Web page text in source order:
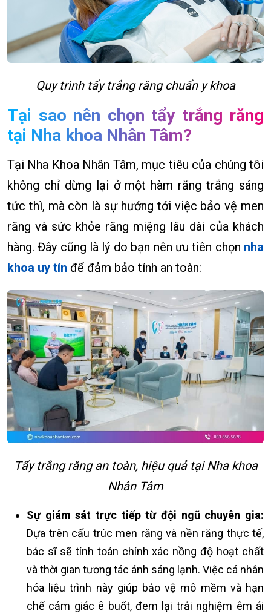
Quy trình tẩy trắng răng chuẩn y khoa
Tại sao nên chọn tẩy trắng răng
tại Nha khoa Nhân Tâm?
Tại Nha Khoa Nhân Tâm, mục tiêu của chúng tôi
không chỉ dừng lại ở một hàm răng trắng sáng
tức thì, mà còn là sự hướng tới việc bảo vệ men
răng và sức khỏe răng miệng lâu dài của khách
hàng. Đây cũng là lý do bạn nên ưu tiên chọn nha
khoa uy tín để đảm bảo tính an toàn:
Tẩy trắng răng an toàn, hiệu quả tại Nha khoa
Nhân Tâm
Sự giám sát trực tiếp từ đội ngũ chuyên gia:
Dựa trên cấu trúc men răng và nền răng thực tế,
bác sĩ sẽ tính toán chính xác nồng độ hoạt chất
và thời gian tương tác ánh sáng lạnh. Việc cá nhân
hóa liệu trình này giúp bảo vệ mô mềm và hạn
chế cảm giác ê buốt, đem lại trải nghiệm êm ái